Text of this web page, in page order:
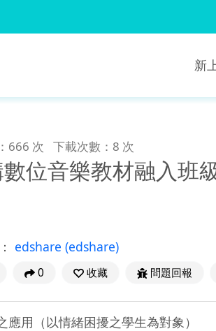
新
666 次 下載次數：8 次
位音樂教材融入班
edshare (edshare)
0 收藏 問題回報
用（以情緒困擾之學生為對象）